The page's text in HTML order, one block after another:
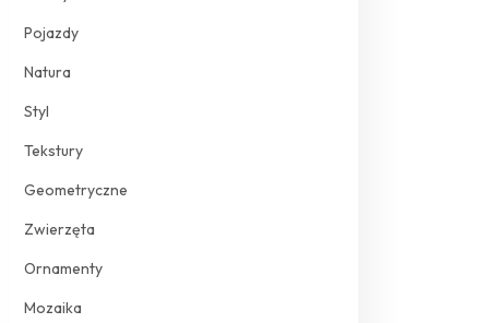
Pojazdy
Natura
Styl
Tekstury
Geometryczne
Zwierzęta
Ornamenty
Mozaika